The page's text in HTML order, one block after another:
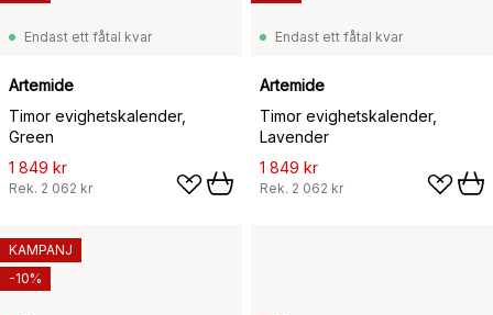
Endast ett fåtal kvar
Artemide
Timor evighetskalender,
Green
1 849 kr
Rek. 2 062 kr
Endast ett fåtal kvar
Artemide
Timor evighetskalender,
Lavender
1 849 kr
Rek. 2 062 kr
KAMPANJ
-10%